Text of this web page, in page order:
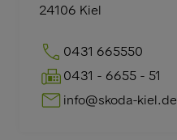
24106 Kiel
0431 665550
0431 - 6655 - 51
info@skoda-kiel.de